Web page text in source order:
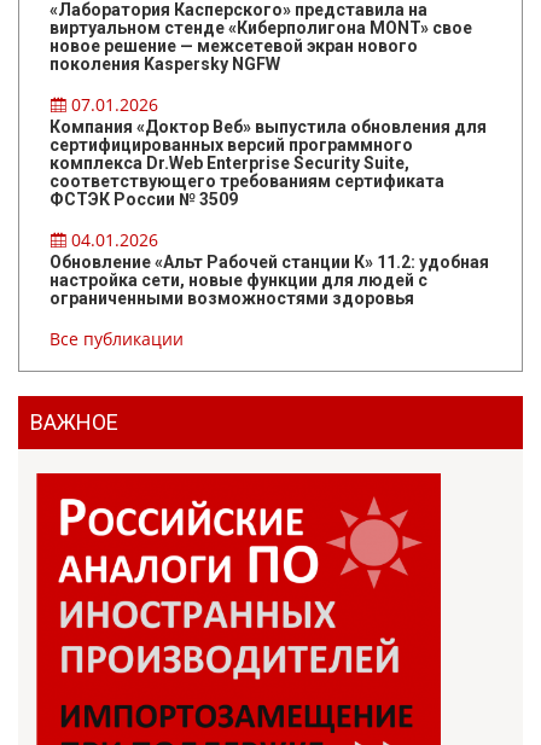
«Лаборатория Касперского» представила на
виртуальном стенде «Киберполигона MONT» свое
новое решение — межсетевой экран нового
поколения Kaspersky NGFW
07.01.2026
Компания «Доктор Веб» выпустила обновления для
сертифицированных версий программного
комплекса Dr.Web Enterprise Security Suite,
соответствующего требованиям сертификата
ФСТЭК России № 3509
04.01.2026
Обновление «Альт Рабочей станции К» 11.2: удобная
настройка сети, новые функции для людей с
ограниченными возможностями здоровья
Все публикации
ВАЖНОЕ